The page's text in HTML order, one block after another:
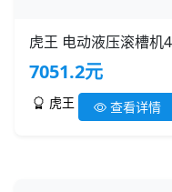
虎王 电动液压滚槽机
7051.2元
虎王 查看详情